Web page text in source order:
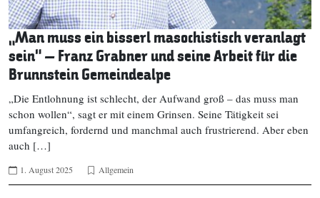
„Man muss ein bisserl masochistisch veranlagt
sein“ – Franz Grabner und seine Arbeit für die
Brunnstein Gemeindealpe
„Die Entlohnung ist schlecht, der Aufwand groß – das muss man
schon wollen“, sagt er mit einem Grinsen. Seine Tätigkeit sei
umfangreich, fordernd und manchmal auch frustrierend. Aber eben
auch […]
1. August 2025 Allgemein